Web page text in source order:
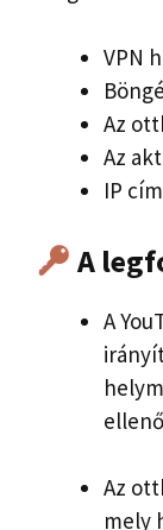
VPN
Az
Az
IP
A
A
Az
mely